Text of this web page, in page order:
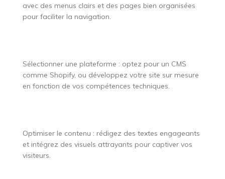
avec des menus clairs et des pages bien organisées
pour faciliter la navigation.
Sélectionner une plateforme : optez pour un CMS
comme Shopify, ou développez votre site sur mesure
en fonction de vos compétences techniques.
Optimiser le contenu : rédigez des textes engageants
et intégrez des visuels attrayants pour captiver vos
visiteurs.